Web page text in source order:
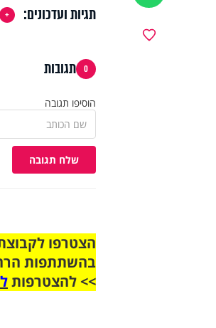
תגיות ועדכונים:
0 תגובות
הוסיפו תגובה
שלח תגובה
בהשתתפות
>> להצטרפות